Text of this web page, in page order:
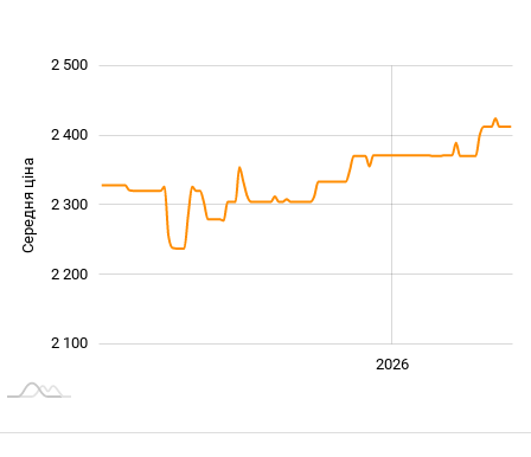
Середня ціна 2 100
2 100
2 200
2 300
2 400
2 500
2026